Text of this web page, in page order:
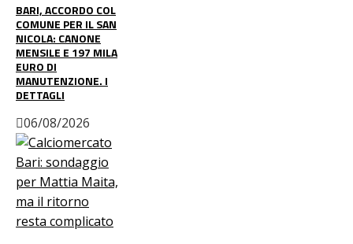
BARI, ACCORDO COL
COMUNE PER IL SAN
NICOLA: CANONE
MENSILE E 197 MILA
EURO DI
MANUTENZIONE. I
DETTAGLI
06/08/2026